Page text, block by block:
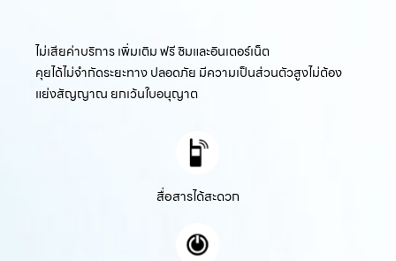
ไม่เสียค่าบริการ เพิ่มเติม ฟรี ซิมและอินเตอร์เน็ต
คุยได้ไม่จำกัดระยะทาง ปลอดภัย มีความเป็นส่วนตัวสูงไม่ต้อง
แย่งสัญญาณ ยกเว้นใบอนุญาต
สื่อสารได้สะดวก